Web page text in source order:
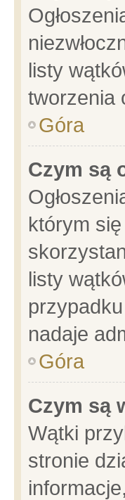
listy
tworzenia
Góra
Czym są
którym
listy
nadaje
Góra
Czym są
Wątki
stronie